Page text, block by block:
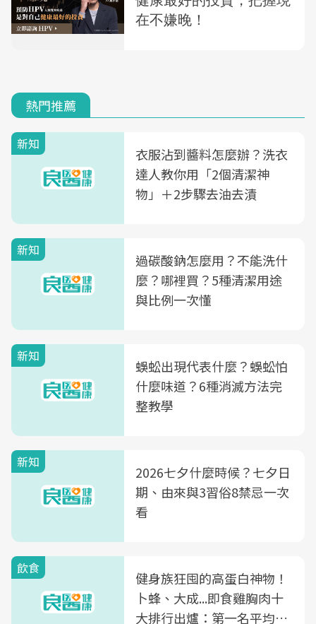
熱門推薦
新知
衣服沾到醬料怎麼辦？洗衣
達人教你用「2個清潔神
物」＋2步驟去油去漬
新知
過碳酸鈉怎麼用？不能洗什
麼？哪裡買？5種清潔用途
與比例一次懂
新知
蜈蚣出現代表什麼？蜈蚣怕
什麼味道？6種消滅方法完
整教學
新知
2026七夕什麼時候？七夕日
期、由來與3習俗8禁忌一次
看
飲食
健身族狂囤的高蛋白神物！
卜蜂、大成...即食雞胸肉十
大排行出爐：第一名平均一